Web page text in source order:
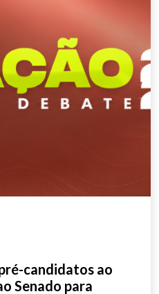
candidatos ao
Senado para